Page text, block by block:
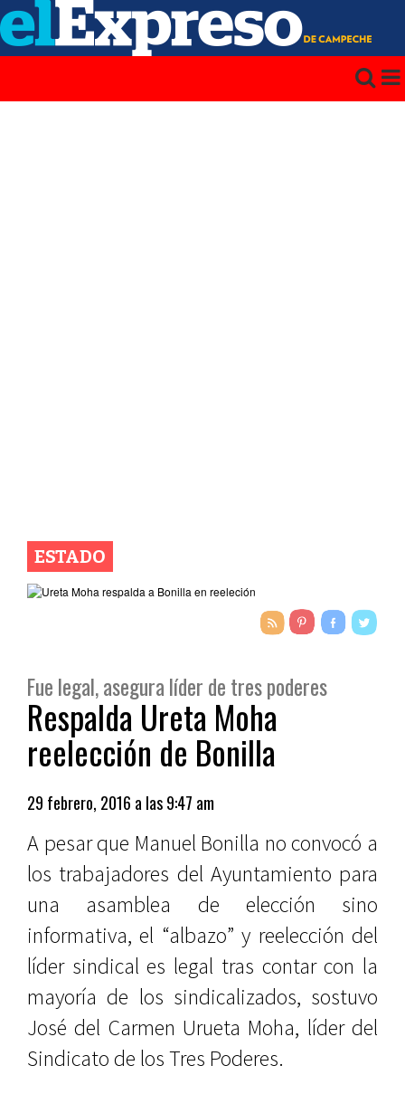
ESTADO
Fue legal, asegura líder de tres poderes
Respalda Ureta Moha
reelección de Bonilla
29 febrero, 2016 a las 9:47 am
A pesar que Manuel Bonilla no convocó a
los trabajadores del Ayuntamiento para
una asamblea de elección sino
informativa, el “albazo” y reelección del
líder sindical es legal tras contar con la
mayoría de los sindicalizados, sostuvo
José del Carmen Urueta Moha, líder del
Sindicato de los Tres Poderes.